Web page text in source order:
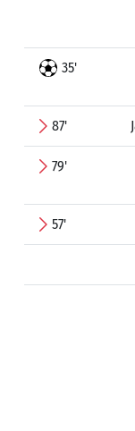
35'
87'
79'
57'